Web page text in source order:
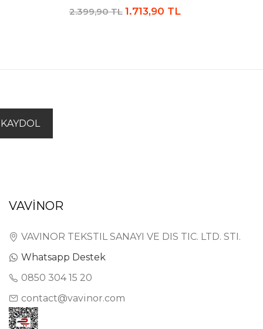
2.399,90 TL 1.713,90 TL
KAYDOL
VAVİNOR
VAVINOR TEKSTIL SANAYI VE DIS TIC. LTD. STI.
Whatsapp Destek
0850 304 15 20
contact@vavinor.com